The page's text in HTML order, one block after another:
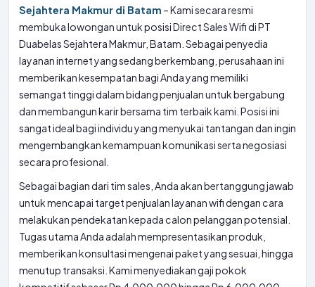
Sejahtera Makmur di Batam – Kami secara resmi
membuka lowongan untuk posisi Direct Sales Wifi di PT
Duabelas Sejahtera Makmur, Batam. Sebagai penyedia
layanan internet yang sedang berkembang, perusahaan ini
memberikan kesempatan bagi Anda yang memiliki
semangat tinggi dalam bidang penjualan untuk bergabung
dan membangun karir bersama tim terbaik kami. Posisi ini
sangat ideal bagi individu yang menyukai tantangan dan ingin
mengembangkan kemampuan komunikasi serta negosiasi
secara profesional.
Sebagai bagian dari tim sales, Anda akan bertanggung jawab
untuk mencapai target penjualan layanan wifi dengan cara
melakukan pendekatan kepada calon pelanggan potensial.
Tugas utama Anda adalah mempresentasikan produk,
memberikan konsultasi mengenai paket yang sesuai, hingga
menutup transaksi. Kami menyediakan gaji pokok